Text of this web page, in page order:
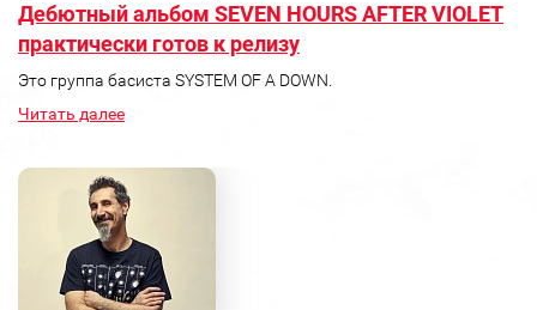
Дебютный альбом SEVEN HOURS AFTER VIOLET
практически готов к релизу
Это группа басиста SYSTEM OF A DOWN.
Читать далее